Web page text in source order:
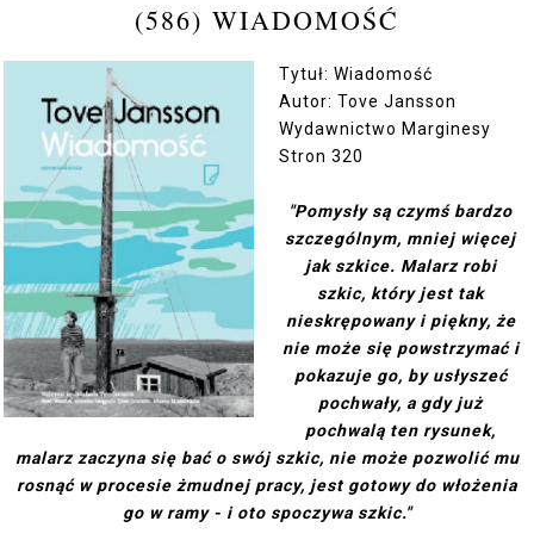
(586) WIADOMOŚĆ
Tytuł: Wiadomość
Autor: Tove Jansson
Wydawnictwo Marginesy
Stron 320
"Pomysły są czymś bardzo
szczególnym, mniej więcej
jak szkice. Malarz robi
szkic, który jest tak
nieskrępowany i piękny, że
nie może się powstrzymać i
pokazuje go, by usłyszeć
pochwały, a gdy już
pochwalą ten rysunek,
malarz zaczyna się bać o swój szkic, nie może pozwolić mu
rosnąć w procesie żmudnej pracy, jest gotowy do włożenia
go w ramy - i oto spoczywa szkic."